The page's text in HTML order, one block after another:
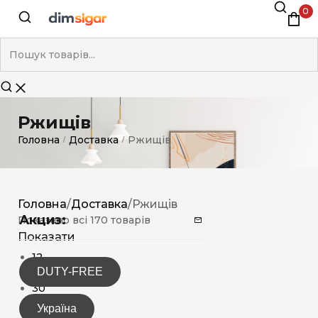
0
Ржищів
Головна / Доставка / Ржищів
Акциз:
DUTY-FREE
Україна
Головна/Доставка/Ржищів
Показано всі 170 товарів
Показати
12
15
30